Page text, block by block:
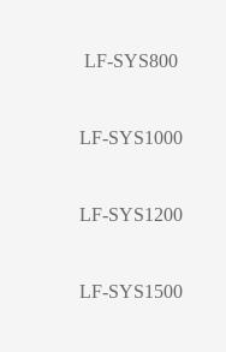
LF-SYS800
LF-SYS1000
LF-SYS1200
LF-SYS1500